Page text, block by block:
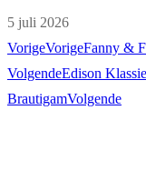
5 juli 2026
VorigeVorigeFanny &
VolgendeEdison
BrautigamVolgende